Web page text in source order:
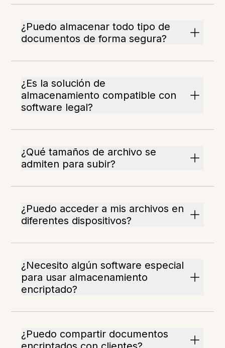
¿Puedo almacenar todo tipo de
documentos de forma segura?
¿Es la solución de
almacenamiento compatible con
software legal?
¿Qué tamaños de archivo se
admiten para subir?
¿Puedo acceder a mis archivos en
diferentes dispositivos?
¿Necesito algún software especial
para usar almacenamiento
encriptado?
¿Puedo compartir documentos